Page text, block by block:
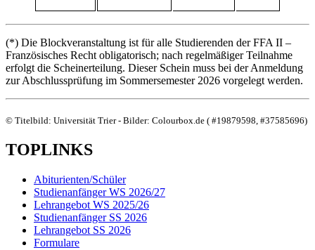
(*) Die Blockveranstaltung ist für alle Studierenden der FFA II –
Französisches Recht obligatorisch; nach regelmäßiger Teilnahme
erfolgt die Scheinerteilung. Dieser Schein muss bei der Anmeldung
zur Abschlussprüfung im Sommersemester 2026 vorgelegt werden.
© Titelbild: Universität Trier - Bilder: Colourbox.de ( #19879598, #37585696)
TOPLINKS
Abiturienten/Schüler
Studienanfänger WS 2026/27
Lehrangebot WS 2025/26
Studienanfänger SS 2026
Lehrangebot SS 2026
Formulare